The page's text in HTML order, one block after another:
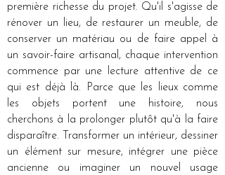
première richesse du projet. Qu'il s'agisse de
rénover un lieu, de restaurer un meuble, de
conserver un matériau ou de faire appel à
un savoir-faire artisanal, chaque intervention
commence par une lecture attentive de ce
qui est déjà là. Parce que les lieux comme
les objets portent une histoire, nous
cherchons à la prolonger plutôt qu'à la faire
disparaître. Transformer un intérieur, dessiner
un élément sur mesure, intégrer une pièce
ancienne ou imaginer un nouvel usage